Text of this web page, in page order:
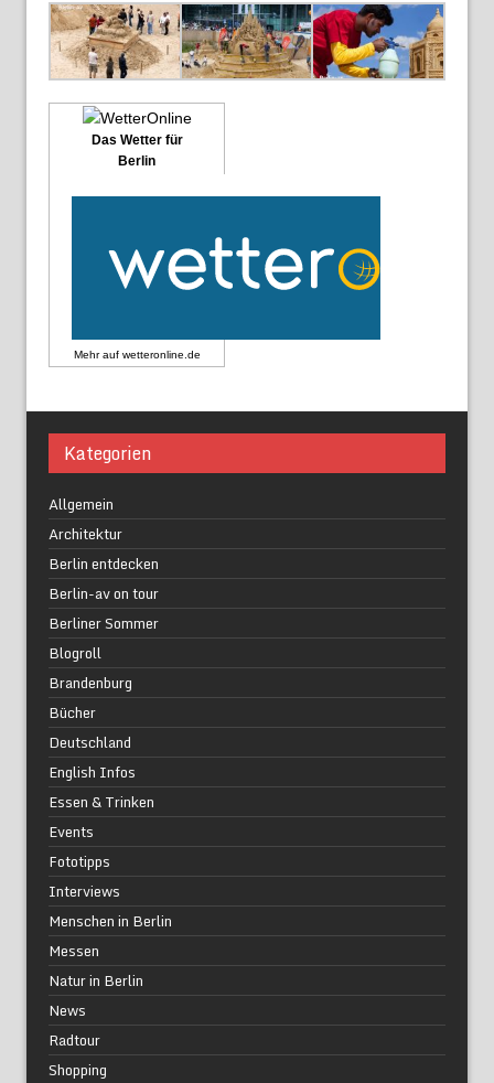
Das Wetter für
Berlin
Mehr auf wetteronline.de
Kategorien
Allgemein
Architektur
Berlin entdecken
Berlin-av on tour
Berliner Sommer
Blogroll
Brandenburg
Bücher
Deutschland
English Infos
Essen & Trinken
Events
Fototipps
Interviews
Menschen in Berlin
Messen
Natur in Berlin
News
Radtour
Shopping